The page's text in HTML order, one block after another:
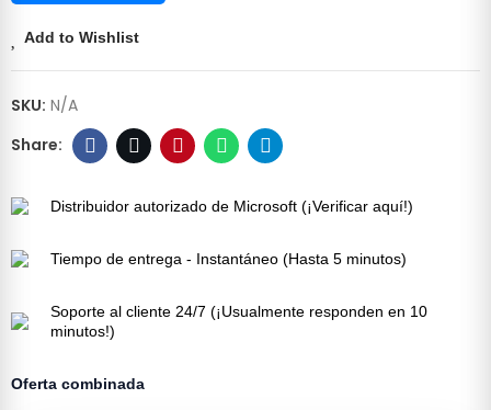
Add to Wishlist
SKU: N/A
Distribuidor autorizado de Microsoft (¡Verificar aquí!)
Tiempo de entrega - Instantáneo (Hasta 5 minutos)
Soporte al cliente 24/7 (¡Usualmente responden en 10
minutos!)
Oferta combinada